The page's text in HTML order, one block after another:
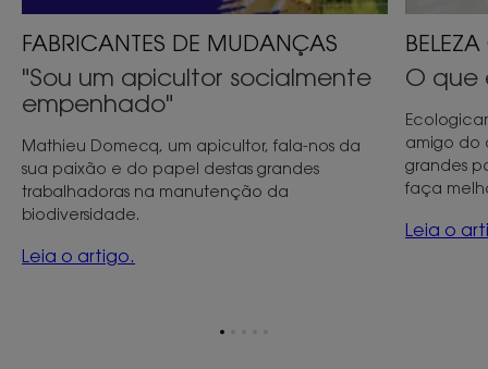
FABRICANTES DE MUDANÇAS
"Sou um apicultor socialmente
empenhado"
Mathieu Domecq, um apicultor, fala-nos da
sua paixão e do papel destas grandes
trabalhadoras na manutenção da
biodiversidade.
Leia o artigo.
O que
amigo do
grandes
faça
Leia o
Ir